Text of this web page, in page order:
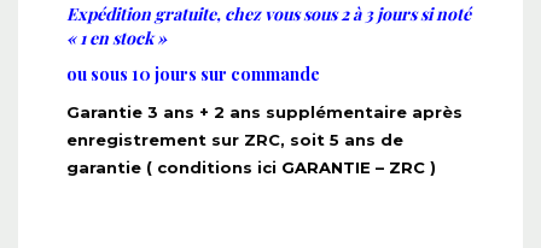
Expédition gratuite, chez vous sous 2 à 3 jours si noté
« 1 en stock »
ou sous 10 jours sur commande
Garantie 3 ans + 2 ans supplémentaire après
enregistrement sur ZRC, soit 5 ans de
garantie ( conditions ici GARANTIE – ZRC )